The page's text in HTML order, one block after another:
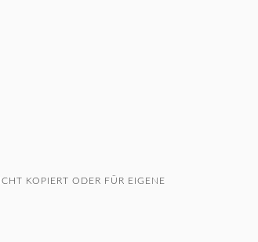
KOPIERT ODER FÜR EIGENE